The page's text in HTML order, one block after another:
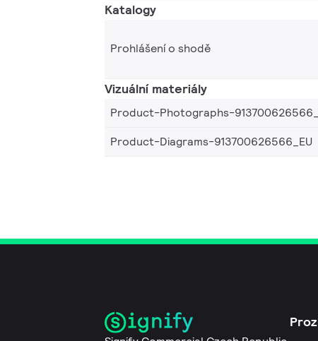
Katalogy
Prohlášení o shodě
Vizuální materiály
Product-Photographs-
Product-Diagrams-913700626566_EU